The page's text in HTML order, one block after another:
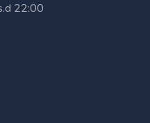
22:00